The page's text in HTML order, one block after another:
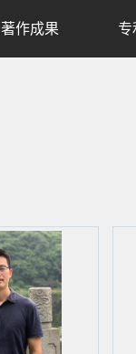
著作成果 专